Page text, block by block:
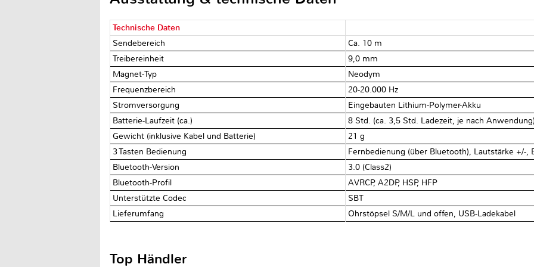
Technische Daten
Sendebereich
Ca. 10 m
Treibereinheit
9,0 mm
Magnet-Typ
Neodym
Frequenzbereich
20-20.000 Hz
Stromversorgung
Eingebauten Lithium-Polymer-Akku
Batterie-Laufzeit (ca.)
8 Std. (ca. 3,5 Std. Ladezeit, je nach Anwendung)
Gewicht (inklusive Kabel und Batterie)
21 g
3 Tasten Bedienung
Fernbedienung (über Bluetooth), Lautstärke +/-,
Bluetooth-Version
3.0 (Class2)
Bluetooth-Profil
AVRCP, A2DP, HSP, HFP
Unterstützte Codec
SBT
Lieferumfang
Ohrstöpsel S/M/L und offen, USB-Ladekabel
Top Händler